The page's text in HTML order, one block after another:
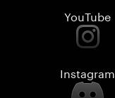
YouTube
Instagram